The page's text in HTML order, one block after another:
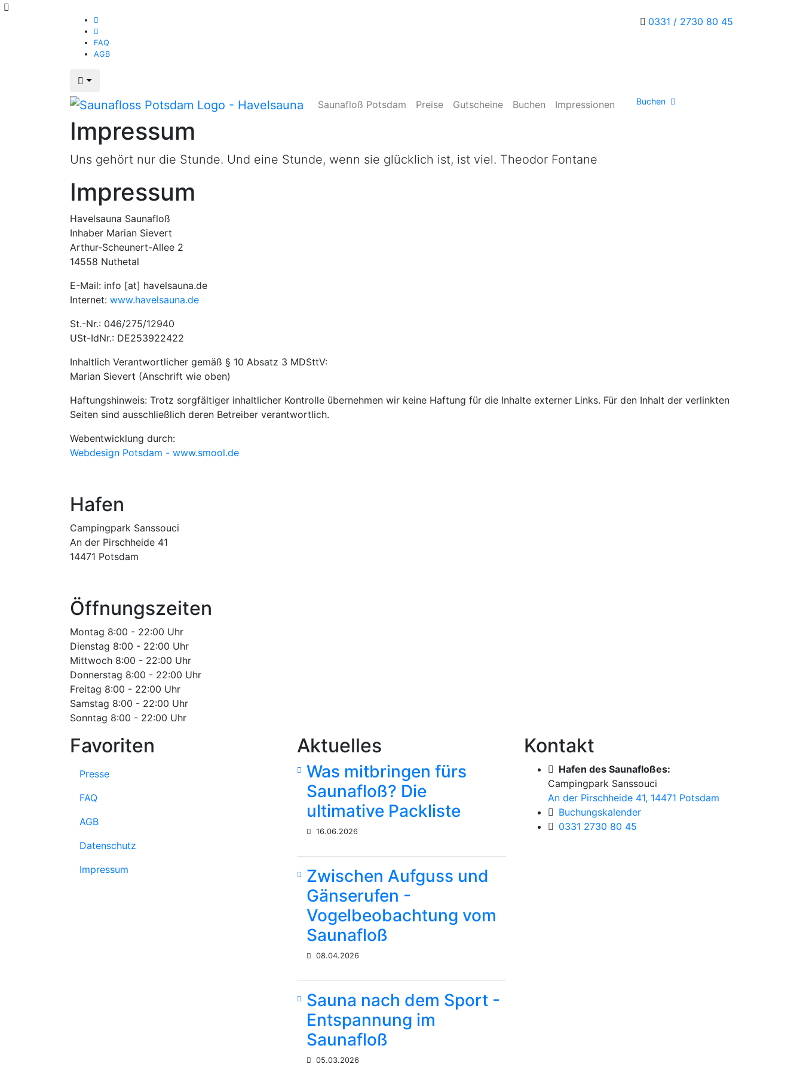
FAQ
AGB
0331 / 2730 80 45
Saunafloß Potsdam Preise Gutscheine Buchen Impressionen Buchen
Impressum
Uns gehört nur die Stunde. Und eine Stunde, wenn sie glücklich ist, ist viel. Theodor Fontane
Impressum
Havelsauna Saunafloß
Inhaber Marian Sievert
Arthur-Scheunert-Allee 2
14558 Nuthetal
E-Mail: info [at] havelsauna.de
Internet: www.havelsauna.de
St.-Nr.: 046/275/12940
USt-IdNr.: DE253922422
Inhaltlich Verantwortlicher gemäß § 10 Absatz 3 MDSttV:
Marian Sievert (Anschrift wie oben)
Haftungshinweis: Trotz sorgfältiger inhaltlicher Kontrolle übernehmen wir keine Haftung für die Inhalte externer Links. Für den Inhalt der verlinkten
Seiten sind ausschließlich deren Betreiber verantwortlich.
Webentwicklung durch:
Webdesign Potsdam - www.smool.de
Hafen
Campingpark Sanssouci
An der Pirschheide 41
14471 Potsdam
Öffnungszeiten
Montag 8:00 - 22:00 Uhr
Dienstag 8:00 - 22:00 Uhr
Mittwoch 8:00 - 22:00 Uhr
Donnerstag 8:00 - 22:00 Uhr
Freitag 8:00 - 22:00 Uhr
Samstag 8:00 - 22:00 Uhr
Sonntag 8:00 - 22:00 Uhr
Favoriten
Presse
FAQ
AGB
Datenschutz
Impressum
Aktuelles
Was mitbringen fürs
Saunafloß? Die
ultimative Packliste
16.06.2026
Zwischen Aufguss und
Gänserufen -
Vogelbeobachtung vom
Saunafloß
08.04.2026
Sauna nach dem Sport -
Entspannung im
Saunafloß
05.03.2026
Kontakt
Hafen des Saunafloßes:
Campingpark Sanssouci
An der Pirschheide 41, 14471 Potsdam
Buchungskalender
0331 2730 80 45